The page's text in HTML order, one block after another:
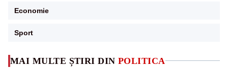
MAI MULTE ȘTIRI DIN POLITICA
Economie
Sport